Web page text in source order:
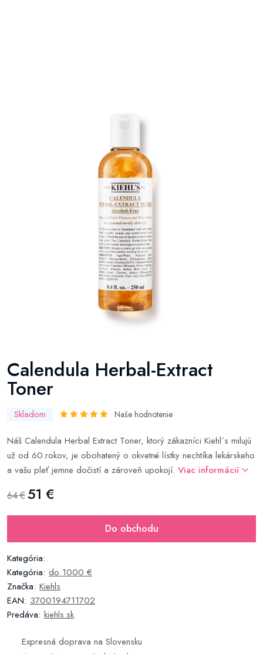
Calendula Herbal-Extract
Toner
Skladom Naše hodnotenie
Náš Calendula Herbal Extract Toner, ktorý zákazníci Kiehl´s milujú
už od 60.rokov, je obohatený o okvetné lístky nechtíka lekárskeho
a vašu pleť jemne dočistí a zároveň upokojí. Viac informácií
64 €51 €
Do obchodu
Kategória:
Kategória: do 1000 €
Značka: Kiehls
EAN: 3700194711702
Predáva: kiehls.sk
Expresná doprava na Slovensku